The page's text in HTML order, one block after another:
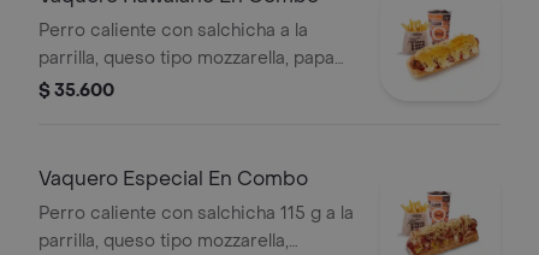
Perro caliente con salchicha a la
parrilla, queso tipo mozzarella, papa
callejera, piña y salsas en pan perro +
$ 35.600
Vaquero Especial En Combo
Perro caliente con salchicha 115 g a la
parrilla, queso tipo mozzarella,